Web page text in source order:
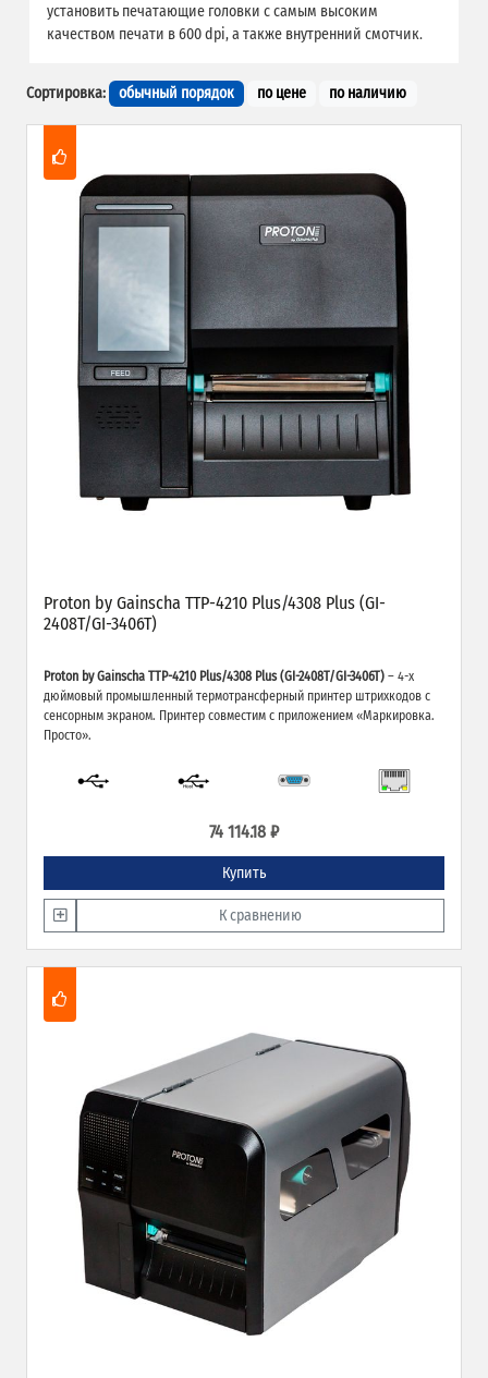
установить печатающие головки с самым высоким
качеством печати в 600 dpi, а также внутренний смотчик.
Сортировка: обычный порядок по цене по наличию
Proton by Gainscha TTP-4210 Plus/4308 Plus (GI-
2408T/GI-3406T)
Proton by Gainscha TTP-4210 Plus/4308 Plus (GI-2408T/GI-3406T) – 4-х
дюймовый промышленный термотрансферный принтер штрихкодов c
сенсорным экраном. Принтер совместим с приложением «Маркировка.
Просто».
74 114.18 ₽
Купить
К сравнению